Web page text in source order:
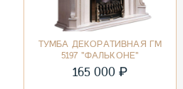
ТУМБА ДЕКОРАТИВНАЯ ГМ
5197 "ФАЛЬКОНЕ"
165 000 ₽